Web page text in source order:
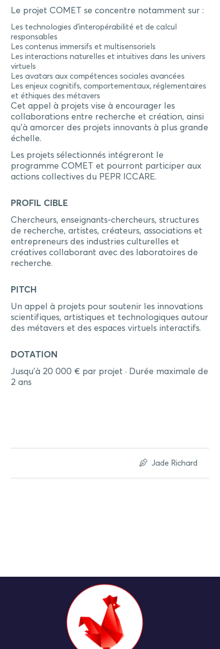
Le projet COMET se concentre notamment sur :
Les technologies d’interopérabilité et de calcul
responsables
Les contenus immersifs et multisensoriels
Les interactions naturelles et intuitives dans les univers
virtuels
Les avatars aux compétences sociales avancées
Les enjeux cognitifs, comportementaux, réglementaires
et éthiques des métavers
Cet appel à projets vise à encourager les
collaborations entre recherche et création, ainsi
qu’à amorcer des projets innovants à plus grande
échelle.
Les projets sélectionnés intégreront le
programme COMET et pourront participer aux
actions collectives du PEPR ICCARE.
PROFIL CIBLE
Chercheurs, enseignants-chercheurs, structures
de recherche, artistes, créateurs, associations et
entrepreneurs des industries culturelles et
créatives collaborant avec des laboratoires de
recherche.
PITCH
Un appel à projets pour soutenir les innovations
scientifiques, artistiques et technologiques autour
des métavers et des espaces virtuels interactifs.
DOTATION
Jusqu’à 20 000 € par projet · Durée maximale de
2 ans
Jade Richard